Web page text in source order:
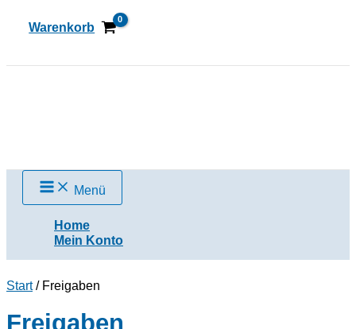
InhaltWarenkorb
Menü
Home
Mein Konto
Start/ Freigaben
Freigaben